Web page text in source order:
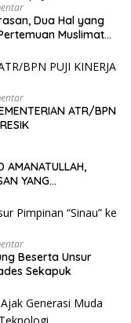
Dua Hal yang
Muslimat
ATR/BPN
AMANATULLAH,
YANG
Beserta Unsur
Sekapuk